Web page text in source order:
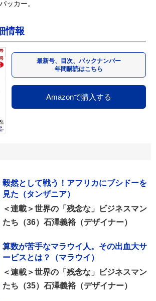
ッカー。
情報
最新号、目次、バックナンバー
年間購読はこちら
Amazonで購入する
毅然として戦う！アフリカにブシドーを
見た（タンザニア）
＜連載＞世界の「残念な」ビジネスマン
たち（36）石澤義裕（デザイナー）
算数が苦手なマラウイ人。その出血大サ
ービスとは？（マラウイ）
＜連載＞世界の「残念な」ビジネスマン
たち（35）石澤義裕（デザイナー）